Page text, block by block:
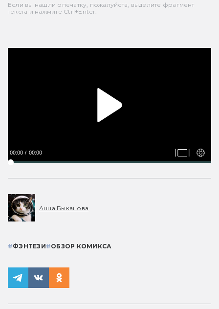
Если вы нашли опечатку, пожалуйста, выделите фрагмент
текста и нажмите Ctrl+Enter.
00:00 00:00
Анна Быканова
#ФЭНТЕЗИ#ОБЗОР КОМИКСА